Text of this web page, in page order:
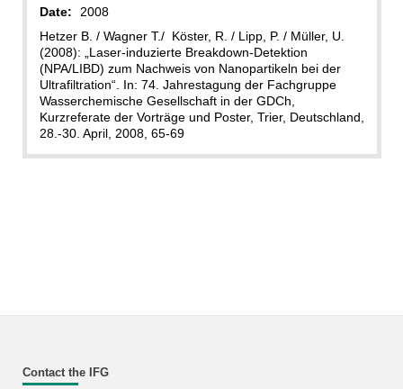
Date:
2008
Hetzer B. / Wagner T./ Köster, R. / Lipp, P. / Müller, U.
(2008): „Laser-induzierte Breakdown-Detektion
(NPA/LIBD) zum Nachweis von Nanopartikeln bei der
Ultrafiltration“. In: 74. Jahrestagung der Fachgruppe
Wasserchemische Gesellschaft in der GDCh,
Kurzreferate der Vorträge und Poster, Trier, Deutschland,
28.-30. April, 2008, 65-69
Contact the IFG